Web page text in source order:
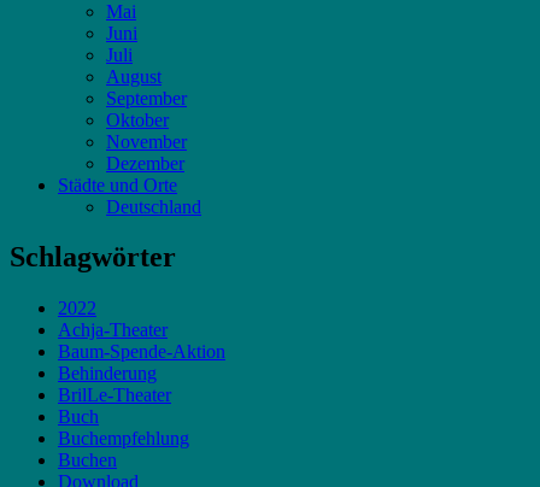
Mai
Juni
Juli
August
September
Oktober
November
Dezember
Städte und Orte
Deutschland
Schlagwörter
2022
Achja-Theater
Baum-Spende-Aktion
Behinderung
BrilLe-Theater
Buch
Buchempfehlung
Buchen
Download